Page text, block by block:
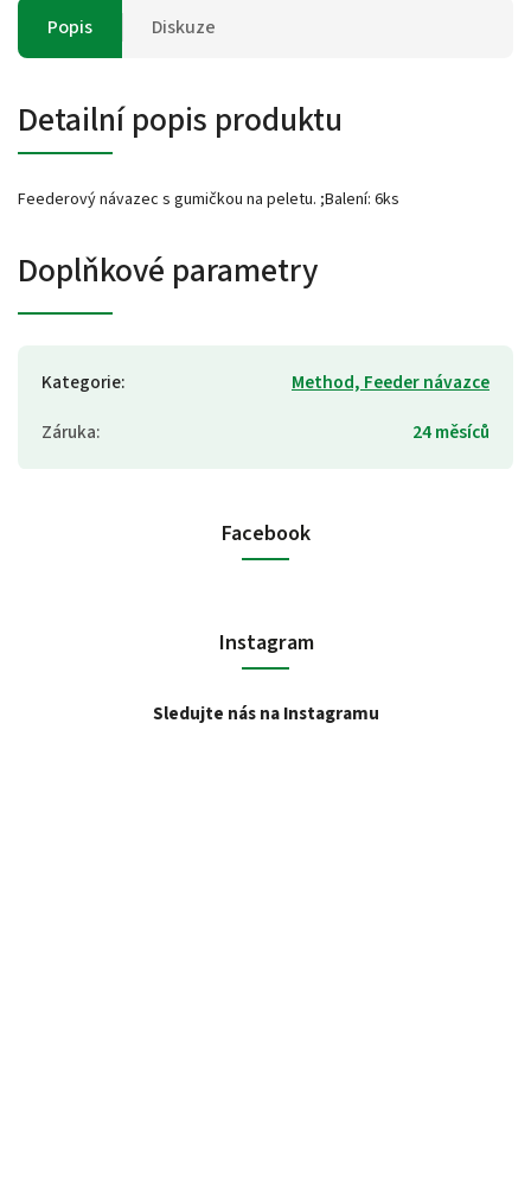
Popis Diskuze
Detailní popis produktu
Feederový návazec s gumičkou na peletu. ;Balení: 6ks
Doplňkové parametry
Kategorie:
Method, Feeder návazce
Záruka: 24 měsíců
Facebook
Instagram
Sledujte nás na Instagramu